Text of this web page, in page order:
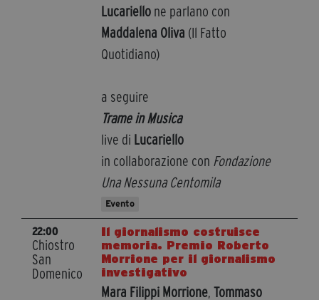
Lucariello ne parlano con
Maddalena Oliva (Il Fatto
Quotidiano)
a seguire
Trame in Musica
live di Lucariello
in collaborazione con Fondazione
Una Nessuna Centomila
Evento
22:00
Chiostro
San
Domenico
Il giornalismo costruisce
memoria. Premio Roberto
Morrione per il giornalismo
investigativo
Mara Filippi Morrione, Tommaso